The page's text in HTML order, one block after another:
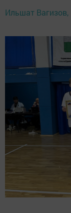
Ильшат Вагизов,